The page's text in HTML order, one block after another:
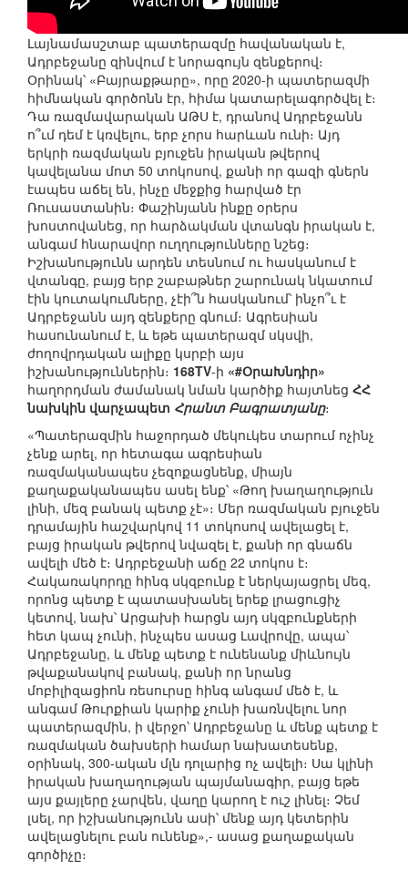
Լայնամասշտաբ պատերազմը հավանական է,
Ադրբեջանը զինվում է նորագույն զենքերով։
Օրինակ՝ «Բայրաքթարը», որը 2020-ի պատերազմի
հիմնական գործոնն էր, հիմա կատարելագործվել է։
Դա ռազմավարական ԱԹՍ է, դրանով Ադրբեջանն
ո՞ւմ դեմ է կռվելու, երբ չորս հարևան ունի։ Այդ
երկրի ռազմական բյուջեն իրական թվերով
կավելանա մոտ 50 տոկոսով, քանի որ գազի գներն
էապես աճել են, ինչը մեջքից հարված էր
Ռուսաստանին։ Փաշինյանն ինքը օրերս
խոստովանեց, որ հարձակման վտանգն իրական է,
անգամ հնարավոր ուղղությունները նշեց։
Իշխանությունն արդեն տեսնում ու հասկանում է
վտանգը, բայց երբ շաբաթներ շարունակ նկատում
էին կուտակումները, չէի՞ն հասկանում՝ ինչո՞ւ է
Ադրբեջանն այդ զենքերը գնում։ Ագրեսիան
հասունանում է, և եթե պատերազմ սկսվի,
ժողովրդական ալիքը կսրբի այս
իշխանություններին։ 168TV-ի «#ՕրաԽնդիր»
հաղորդման ժամանակ նման կարծիք հայտնեց ՀՀ
նախկին վարչապետ Հրանտ Բագրատյանը։
«Պատերազմին հաջորդած մեկուկես տարում ոչինչ
չենք արել, որ հետագա ագրեսիան
ռազմականապես չեզոքացնենք, միայն
քաղաքականապես ասել ենք՝ «Թող խաղաղություն
լինի, մեզ բանակ պետք չէ»։ Մեր ռազմական բյուջեն
դրամային հաշվարկով 11 տոկոսով ավելացել է,
բայց իրական թվերով նվազել է, քանի որ գնաճն
ավելի մեծ է։ Ադրբեջանի աճը 22 տոկոս է։
Հակառակորդը հինգ սկզբունք է ներկայացրել մեզ,
որոնց պետք է պատասխանել երեք լրացուցիչ
կետով, նախ՝ Արցախի հարցն այդ սկզբունքների
հետ կապ չունի, ինչպես ասաց Լավրովը, ապա՝
Ադրբեջանը, և մենք պետք է ունենանք միևնույն
թվաքանակով բանակ, քանի որ նրանց
մոբիլիզացիոն ռեսուրսը հինգ անգամ մեծ է, և
անգամ Թուրքիան կարիք չունի խառնվելու նոր
պատերազմին, ի վերջո՝ Ադրբեջանը և մենք պետք է
ռազմական ծախսերի համար նախատեսենք,
օրինակ, 300-ական մլն դոլարից ոչ ավելի։ Սա կլինի
իրական խաղաղության պայմանագիր, բայց եթե
այս քայլերը չարվեն, վաղը կարող է ուշ լինել։ Չեմ
լսել, որ իշխանությունն ասի՝ մենք այդ կետերին
ավելացնելու բան ունենք»,- ասաց քաղաքական
գործիչը։